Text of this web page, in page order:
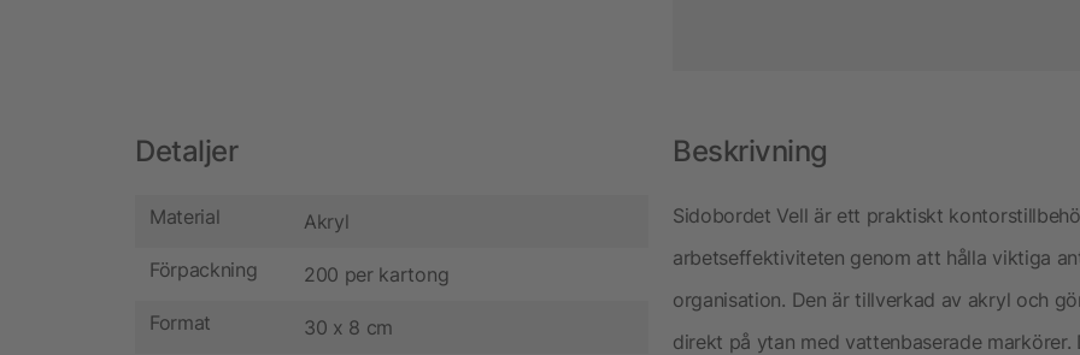
Detaljer
Material Akryl
Förpackning 200 per kartong
Format 30 x 8 cm
Beskrivning
Sidobordet Vell är ett praktiskt
arbetseffektiviteten genom att hålla viktiga
organisation. Den är tillverkad av akryl och
direkt på ytan med vattenbaserade